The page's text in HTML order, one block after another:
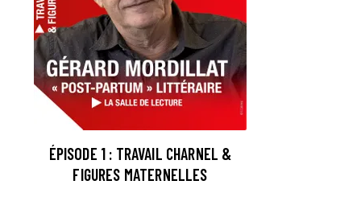
ÉPISODE 1 : TRAVAIL CHARNEL &
FIGURES MATERNELLES